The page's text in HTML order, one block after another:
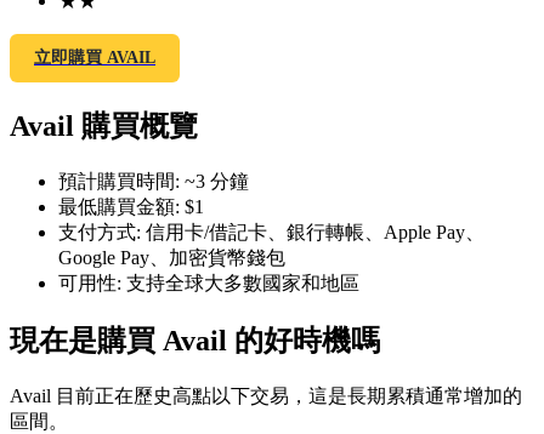
幣本位永續
以數字貨幣為保證金的永續合約
TradFi
立即購買 AVAIL
Avail 購買概覽
預計購買時間: ~3 分鐘
最低購買金額: $1
支付方式: 信用卡/借記卡、銀行轉帳、Apple Pay、
Google Pay、加密貨幣錢包
可用性: 支持全球大多數國家和地區
現在是購買 Avail 的好時機嗎
Avail 目前正在歷史高點以下交易，這是長期累積通常增加的
區間。